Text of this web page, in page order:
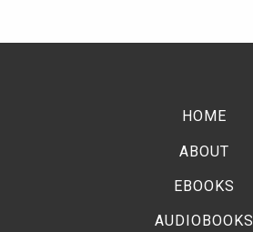
HOME
ABOUT
EBOOKS
AUDIOBOOKS